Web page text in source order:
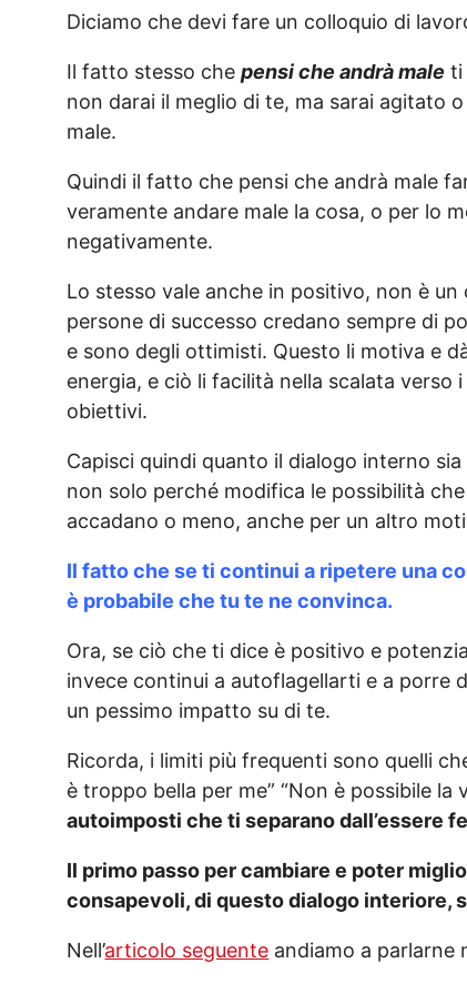
Diciamo che devi fare un colloquio di
Il fatto stesso chepensi che andrà male ti
non darai il meglio di te, ma sarai agitato
male.
Quindi il fatto che pensi che andrà male
veramente andare male la cosa, o per lo
negativamente.
Lo stesso vale anche in positivo, non è un
persone di successo credano sempre di
e sono degli ottimisti. Questo li motiva e
energia, e ciò li facilità nella scalata verso
obiettivi.
Capisci quindi quanto il dialogo interno
non solo perché modifica le possibilità
accadano o meno, anche per un altro
Il fatto che se ti continui a ripetere una
è probabile che tu te ne convinca.
Ora, se ciò che ti dice è positivo e
invece continui a autoflagellarti e a porre
un pessimo impatto su di te.
Ricorda, i limiti più frequenti sono quelli
è troppo bella per me” “Non è possibile
autoimposti che ti separano dall’essere
Il primo passo per cambiare e poter
consapevoli, di questo dialogo interiore,
Nell’articolo seguente andiamo a parlarne